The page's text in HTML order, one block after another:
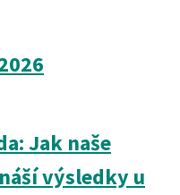
Jak naše
výsledky u